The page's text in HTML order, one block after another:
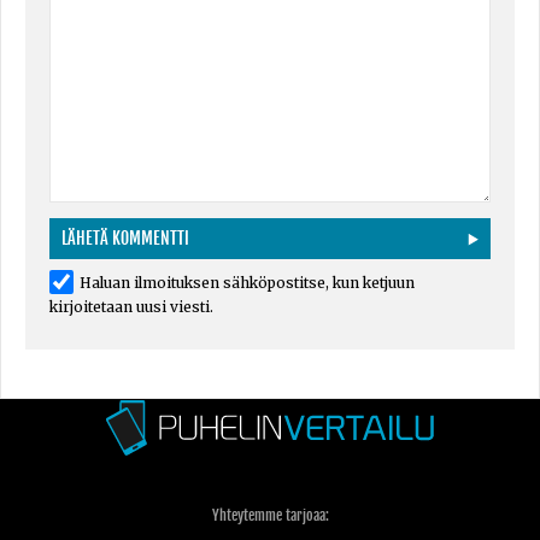
Haluan ilmoituksen sähköpostitse, kun ketjuun
kirjoitetaan uusi viesti.
Yhteytemme tarjoaa: